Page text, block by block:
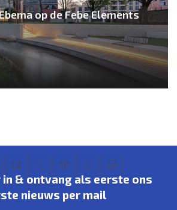
op de Febe Elements
in & ontvang als eerste ons
nieuws per mail